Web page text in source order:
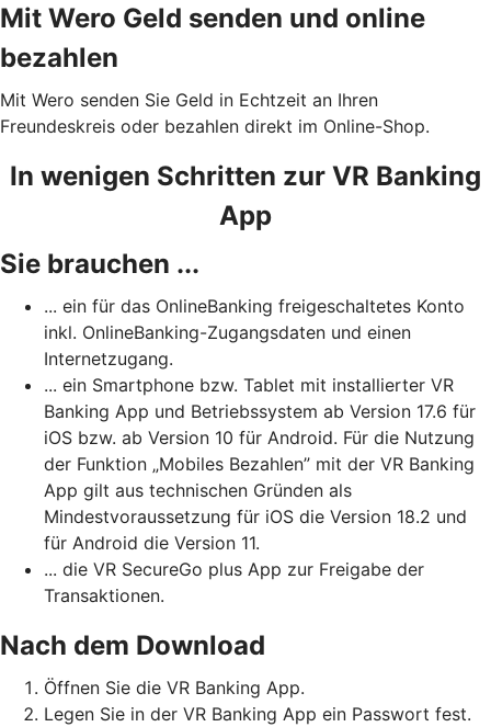
Mit Wero Geld senden und online
bezahlen
Mit Wero senden Sie Geld in Echtzeit an Ihren
Freundeskreis oder bezahlen direkt im Online-Shop.
In wenigen Schritten zur VR Banking
App
Sie brauchen ...
... ein für das OnlineBanking freigeschaltetes Konto
inkl. OnlineBanking-Zugangsdaten und einen
Internetzugang.
... ein Smartphone bzw. Tablet mit installierter VR
Banking App und Betriebssystem ab Version 17.6 für
iOS bzw. ab Version 10 für Android. Für die Nutzung
der Funktion „Mobiles Bezahlen” mit der VR Banking
App gilt aus technischen Gründen als
Mindestvoraussetzung für iOS die Version 18.2 und
für Android die Version 11.
... die VR SecureGo plus App zur Freigabe der
Transaktionen.
Nach dem Download
Öffnen Sie die VR Banking App.
Legen Sie in der VR Banking App ein Passwort fest.